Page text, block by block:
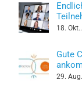
18.
Gute
29.